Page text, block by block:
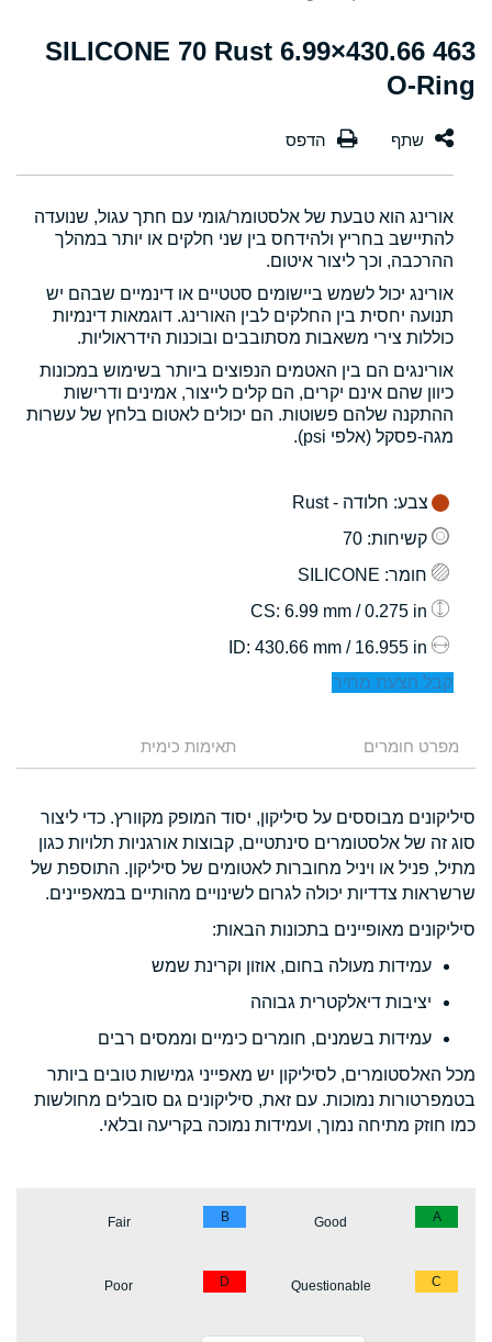
463 430.66×6.99 SILICONE 70 Rust
O-Ring
אורינג הוא טבעת של אלסטומר/גומי עם חתך עגול, שנועדה
להתיישב בחריץ ולהידחס בין שני חלקים או יותר במהלך
ההרכבה, וכך ליצור איטום.
אורינג יכול לשמש ביישומים סטטיים או דינמיים שבהם יש
תנועה יחסית בין החלקים לבין האורינג. דוגמאות דינמיות
כוללות צירי משאבות מסתובבים ובוכנות הידראוליות.
אורינגים הם בין האטמים הנפוצים ביותר בשימוש במכונות
כיוון שהם אינם יקרים, הם קלים לייצור, אמינים ודרישות
ההתקנה שלהם פשוטות. הם יכולים לאטום בלחץ של עשרות
מגה-פסקל (אלפי psi).
צבע: חלודה - Rust
קשיחות: 70
חומר: SILICONE
: 6.99 mm / 0.275 in
: 430.66 mm / 16.955 in
קבל הצעת מחיר
מפרט חומרים תאימות כימית
סיליקונים מבוססים על סיליקון, יסוד המופק מקוורץ. כדי ליצור
סוג זה של אלסטומרים סינתטיים, קבוצות אורגניות תלויות כגון
מתיל, פניל או ויניל מחוברות לאטומים של סיליקון. התוספת של
שרשראות צדדיות יכולה לגרום לשינויים מהותיים במאפיינים.
סיליקונים מאופיינים בתכונות הבאות:
עמידות מעולה בחום, אוזון וקרינת שמש
יציבות דיאלקטרית גבוהה
עמידות בשמנים, חומרים כימיים וממסים רבים
מכל האלסטומרים, לסיליקון יש מאפייני גמישות טובים ביותר
בטמפרטורות נמוכות. עם זאת, סיליקונים גם סובלים מחולשות
כמו חוזק מתיחה נמוך, ועמידות נמוכה בקריעה ובלאי.
A
Good
B
Fair
C
Questionable
D
Poor